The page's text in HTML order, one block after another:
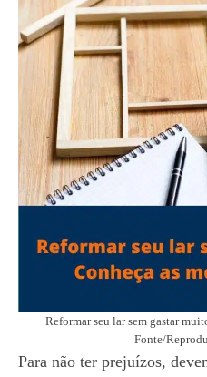
Reformar seu lar sem gastar
Fonte/
Para não ter prejuízos,